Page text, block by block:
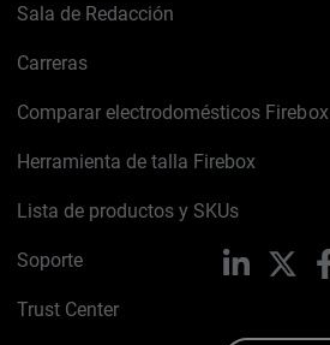
Sala de Redacción
Carreras
Comparar electrodomésticos Firebox
Herramienta de talla Firebox
Lista de productos y SKUs
Soporte
Trust Center
LinkedIn